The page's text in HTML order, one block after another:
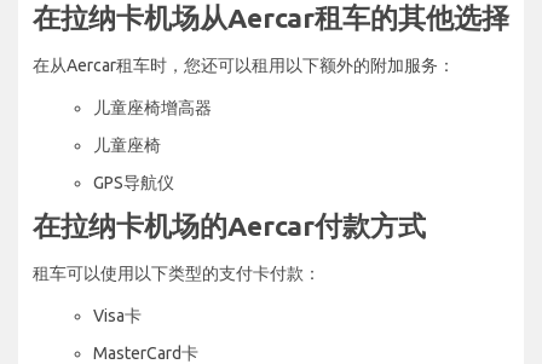
在拉纳卡机场从Aercar租车的其他选择
在从Aercar租车时，您还可以租用以下额外的附加服务：
儿童座椅增高器
儿童座椅
GPS导航仪
在拉纳卡机场的Aercar付款方式
租车可以使用以下类型的支付卡付款：
Visa卡
MasterCard卡